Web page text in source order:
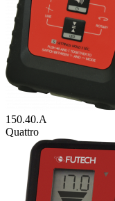
150.40.A
Quattro